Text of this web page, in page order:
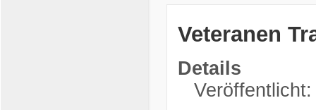
Veteranen
Details